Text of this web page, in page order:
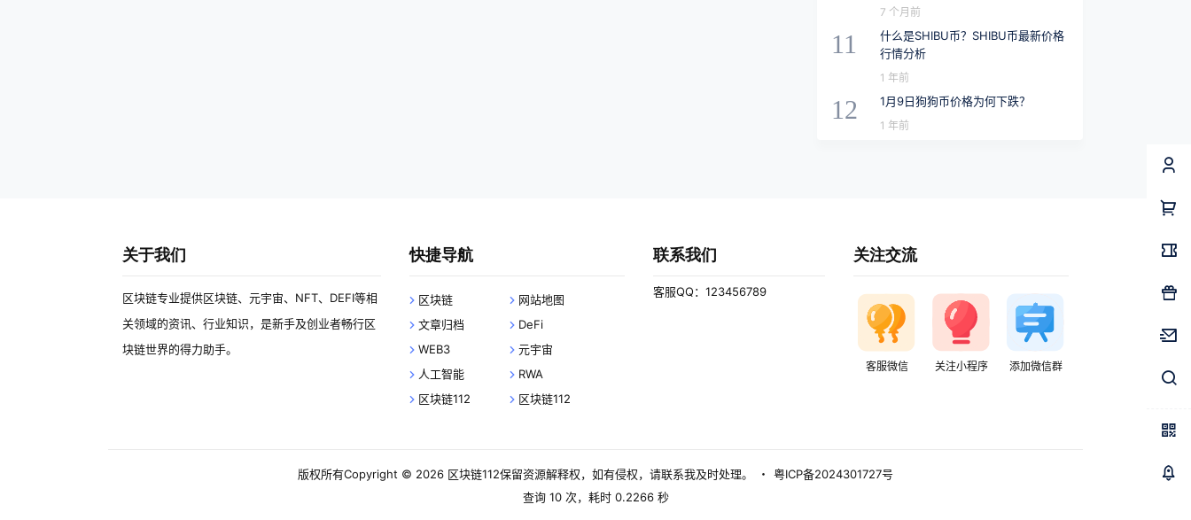
7 个月前
11
什么是SHIBU币？SHIBU币最新价格
行情分析
1 年前
12 1月9日狗狗币价格为何下跌？
1 年前
关于我们
区块链专业提供区块链、元宇宙、NFT、DEFI等相
关领域的资讯、行业知识，是新手及创业者畅行区
块链世界的得力助手。
快捷导航
区块链
网站地图
文章归档
DeFi
WEB3
元宇宙
人工智能
RWA
区块链112
区块链112
联系我们
客服QQ：123456789
关注交流
客服微信 关注小程序 添加微信群
版权所有Copyright © 2026 区块链112保留资源解释权，如有侵权，请联系我及时处理。 ・
粤ICP备2024301727号
查询 10 次，耗时 0.2266 秒